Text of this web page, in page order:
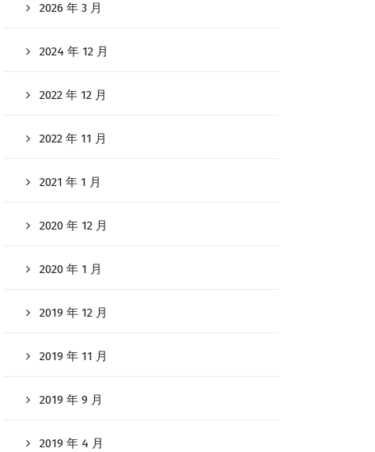
2026 年 3 月
2024 年 12 月
2022 年 12 月
2022 年 11 月
2021 年 1 月
2020 年 12 月
2020 年 1 月
2019 年 12 月
2019 年 11 月
2019 年 9 月
2019 年 4 月